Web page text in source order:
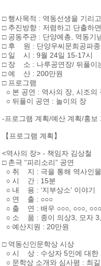
□ 행사목적 : 역동선생을 기리
□ 추진방향 : 저렴하고 단출하
□ 공동주관 : 단양예총, 역동기
□ 후 원 : 단양우씨문희공파종
□ 일 시 : 9월 24일 15-17시
□ 장 소 : 나루공연장/ 뒤풀이
□ 예 산 : 200만원
□ 프로그램
○ 본 공연 : 역사의 장, 시조의
○ 뒤풀이 공연 : 놀이의 장
-프로그램 계획/예산 계획/홍
【프로그램 계획】
<역사의 장> - 책임자 김상철
□ 촌극 “피리소리” 공연
○ 취 지 : 극을 통해 역사인
○ 시 간 : 15분
○ 내 용 : ‘지부상소’ 이야기
○ 연 출 : ○○○
○ 출 연 : 배우 ○○○, ○○○,
○ 소 품 : 종이 의상3, 모자
○ 예산지원 : 20만원
□ 역동신인문학상 시상
○ 시 상 : 수상자 5인에 대한
○ 문학상 소개와 심사평 : 최